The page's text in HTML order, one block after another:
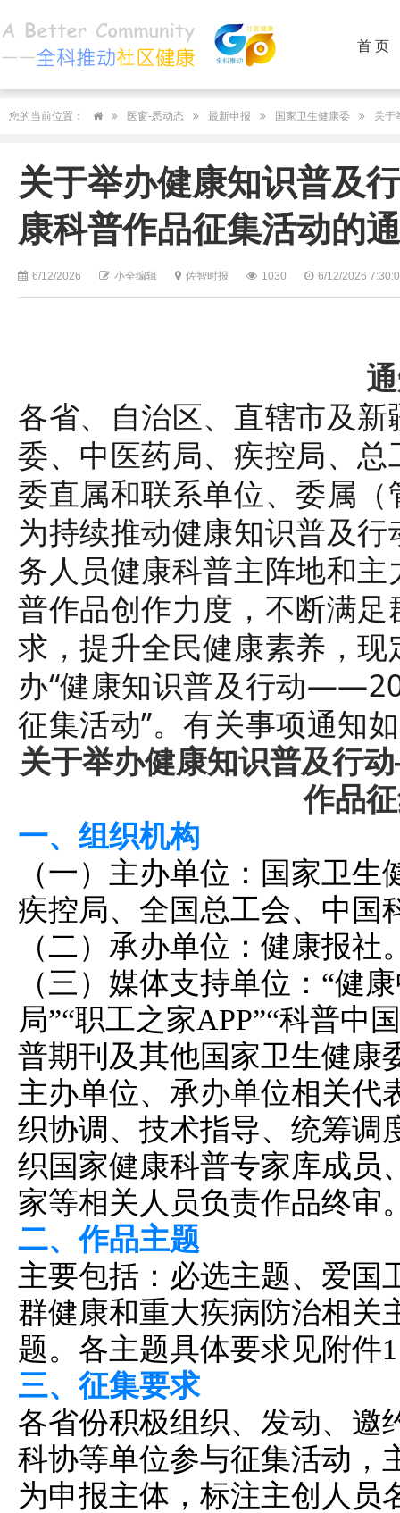
首 页
您的当前位置： 医窗-悉动态 最新申报 国家卫生健康委 关于
关于举办健康知识普及
康科普作品征集活动的
6/12/2026 小全编辑 佐智时报 1030 6/12/2026
各省、自治区、直辖市及
委、中医药局、疾控局、
委直属和联系单位、委属
为持续推动健康知识普及
务人员健康科普主阵地和
普作品创作力度，不断满
求，提升全民健康素养，
办“健康知识普及行动
征集活动”。有关事项通知
关于举办健康知识普及行
作品
一、组织机构
（一）主办单位：国家卫
疾控局、全国总工会、中国
（二）承办单位：健康报社
（三）媒体支持单位：“健
局”“职工之家APP”“科普中
普期刊及其他国家卫生健康
主办单位、承办单位相关代
织协调、技术指导、统筹调
织国家健康科普专家库成员
家等相关人员负责作品终审
二、作品主题
主要包括：必选主题、爱国
群健康和重大疾病防治相关
题。各主题具体要求见附件
三、征集要求
各省份积极组织、发动、邀
科协等单位参与征集活动，
为申报主体，标注主创人员